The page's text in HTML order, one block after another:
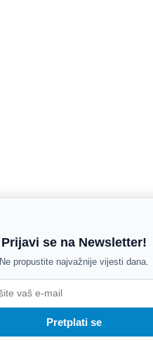
Prijavi se na Newsletter!
Ne propustite najvažnije vijesti dana.
Pretplati se